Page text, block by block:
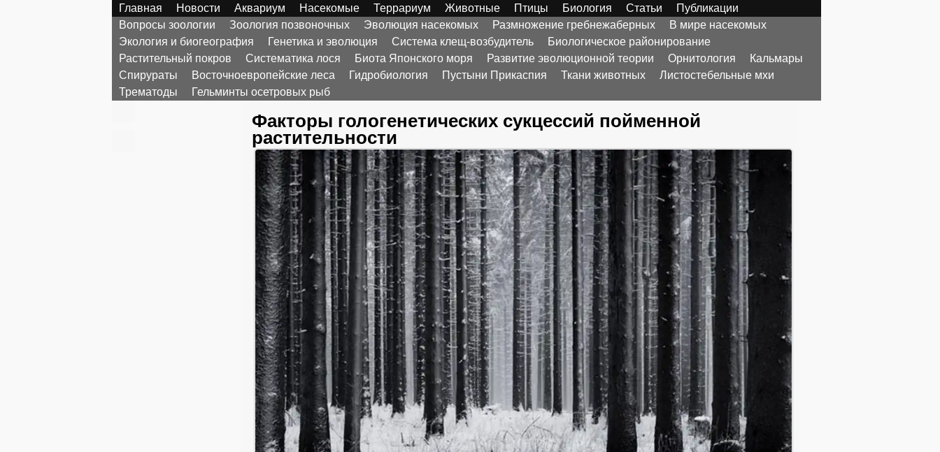
Главная Новости Аквариум Насекомые Террариум Животные Птицы Биология Статьи
Публикации
Вопросы зоологии
Зоология позвоночных Эволюция насекомых Размножение гребнежаберных
В мире насекомых
Экология и биогеография
Генетика и эволюция Система клещ-возбудитель
Биологическое районирование
Растительный покров
Систематика лося Биота Японского моря Развитие эволюционной теории Орнитология
Кальмары
Спирураты
Восточноевропейские леса Гидробиология Пустыни Прикаспия Ткани животных
Листостебельные мхи
Трематоды
Гельминты осетровых рыб
Факторы гологенетических сукцессий пойменной
растительности